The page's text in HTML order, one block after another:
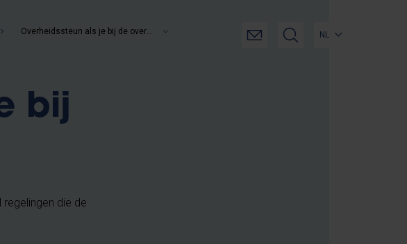
NL
bij
die de